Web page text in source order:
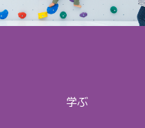
学ぶ